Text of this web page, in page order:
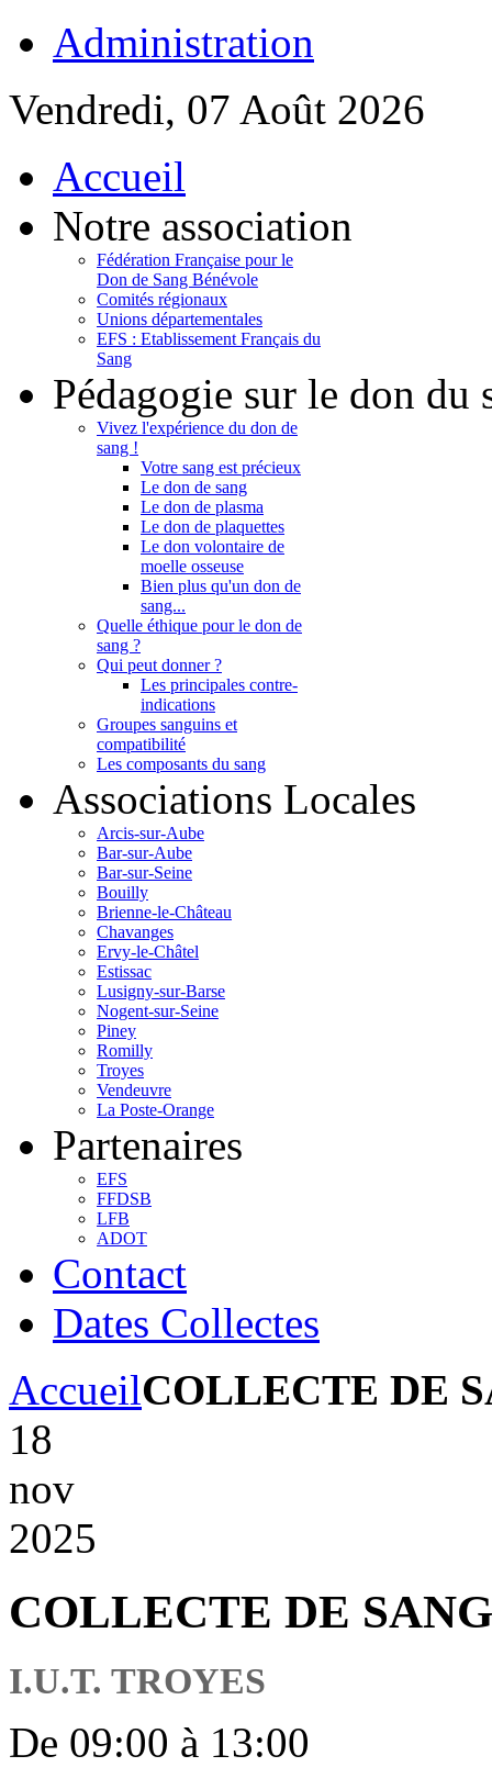
Administration
Vendredi, 07 Août 2026
Accueil
Notre association
Fédération Française pour le
Don de Sang Bénévole
Comités régionaux
Unions départementales
EFS : Etablissement Français du
Sang
Pédagogie sur le don du
Vivez l'expérience du don de
sang !
Votre sang est précieux
Le don de sang
Le don de plasma
Le don de plaquettes
Le don volontaire de
moelle osseuse
Bien plus qu'un don de
sang...
Quelle éthique pour le don de
sang ?
Qui peut donner ?
Les principales contre-
indications
Groupes sanguins et
compatibilité
Les composants du sang
Associations Locales
Arcis-sur-Aube
Bar-sur-Aube
Bar-sur-Seine
Bouilly
Brienne-le-Château
Chavanges
Ervy-le-Châtel
Estissac
Lusigny-sur-Barse
Nogent-sur-Seine
Piney
Romilly
Troyes
Vendeuvre
La Poste-Orange
Partenaires
EFS
FFDSB
LFB
ADOT
Contact
Dates Collectes
AccueilCOLLECTE DE
18
nov
2025
COLLECTE DE SANG
I.U.T. TROYES
De 09:00 à 13:00